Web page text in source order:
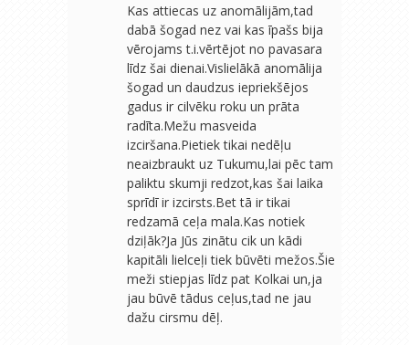
Kas attiecas uz anomālijām,tad
dabā šogad nez vai kas īpašs bija
vērojams t.i.vērtējot no pavasara
līdz šai dienai.Vislielākā anomālija
šogad un daudzus iepriekšējos
gadus ir cilvēku roku un prāta
radīta.Mežu masveida
izciršana.Pietiek tikai nedēļu
neaizbraukt uz Tukumu,lai pēc tam
paliktu skumji redzot,kas šai laika
sprīdī ir izcirsts.Bet tā ir tikai
redzamā ceļa mala.Kas notiek
dziļāk?Ja Jūs zinātu cik un kādi
kapitāli lielceļi tiek būvēti mežos.Šie
meži stiepjas līdz pat Kolkai un,ja
jau būvē tādus ceļus,tad ne jau
dažu cirsmu dēļ.